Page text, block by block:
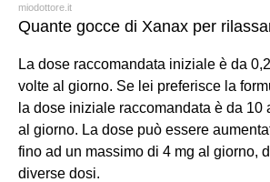
miodottore.it
Quante gocce di Xanax per
La dose raccomandata iniziale è da
volte al giorno. Se lei preferisce la
la dose iniziale raccomandata è da 10
al giorno. La dose può essere
fino ad un massimo di 4 mg al giorno,
diverse dosi.